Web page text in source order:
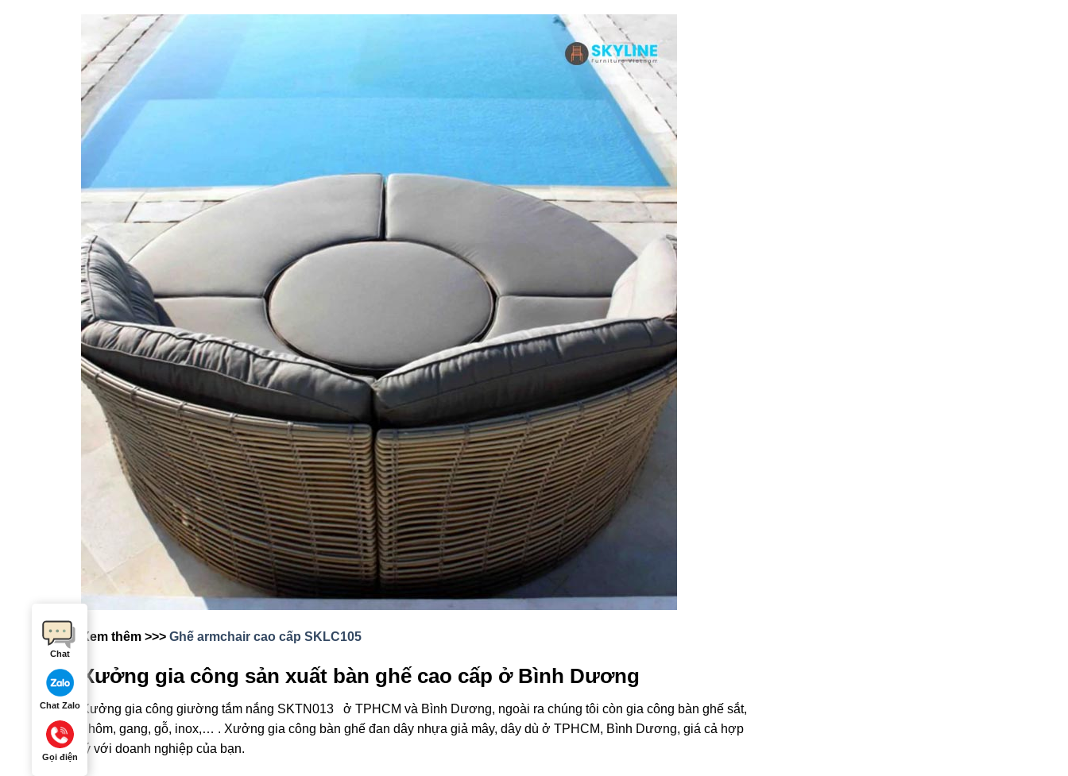
Xem thêm >>> Ghế armchair cao cấp SKLC105
Xưởng gia công sản xuất bàn ghế cao cấp ở Bình Dương
Xưởng gia công giường tắm nắng SKTN013
ở TPHCM và Bình Dương, ngoài ra chúng tôi còn gia công bàn ghế sắt,
nhôm, gang, gỗ, inox,… . Xưởng gia công bàn ghế đan dây nhựa giả mây, dây dù ở TPHCM, Bình Dương, giá cả hợp
lý với doanh nghiệp của bạn.
Chat
Chat Zalo
Gọi điện